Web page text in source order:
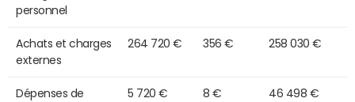
personnel
Achats et charges
externes
264 720 € 356 € 258 030 €
Dépenses de 5 720 € 8 € 46 498 €